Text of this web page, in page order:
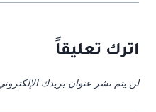
اترك تعليقاً
لن يتم نشر عنوان بريدك